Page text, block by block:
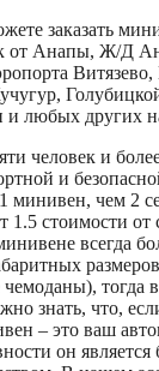
заказать
от Анапы, Ж/Д
и любых других
человек и
и
минивен, чем 2
1.5 стоимости от
всегда
тогда
знать, что,
– это ваш
он